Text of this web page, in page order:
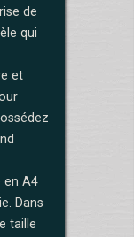
de
qui
et
en A4
Dans
taille